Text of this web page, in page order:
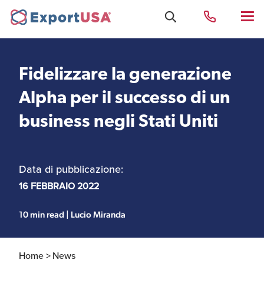
Uffici e Team Exportusa
di Rimini
ExportUSA a Bruxelles
Perchè gli Stati Uniti
Fiscali
Visti USA
Fidelizzare la generazione
Alpha per il successo di un
business negli Stati Uniti
Data di pubblicazione:
16 FEBBRAIO 2022
10 min read | Lucio Miranda
Home >News